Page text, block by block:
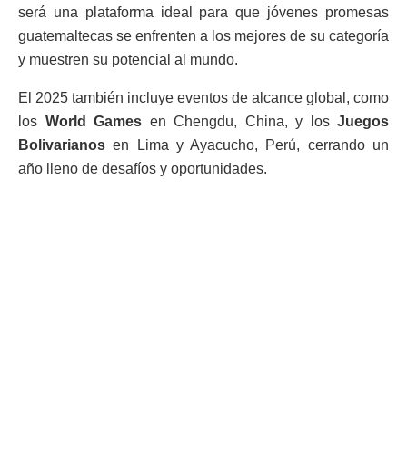
será una plataforma ideal para que jóvenes promesas
guatemaltecas se enfrenten a los mejores de su categoría
y muestren su potencial al mundo.
El 2025 también incluye eventos de alcance global, como
los World Games en Chengdu, China, y los Juegos
Bolivarianos en Lima y Ayacucho, Perú, cerrando un
año lleno de desafíos y oportunidades.